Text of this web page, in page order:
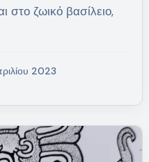
στο ζωικό βασίλειο,
2023